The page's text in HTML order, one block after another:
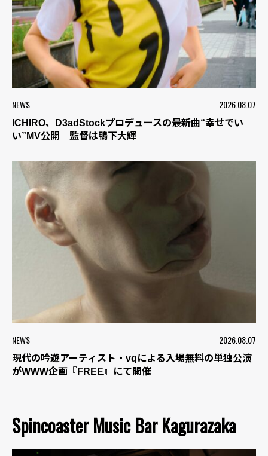
NEWS 2026.08.07
ICHIRO、D3adStockプロデュースの最新曲“幸せでい
い”MV公開 監督は鴨下大輝
NEWS 2026.08.07
現代の吟遊アーティスト・vqによる入場無料の単独公演
がWWW企画『FREE』にて開催
Spincoaster Music Bar Kagurazaka